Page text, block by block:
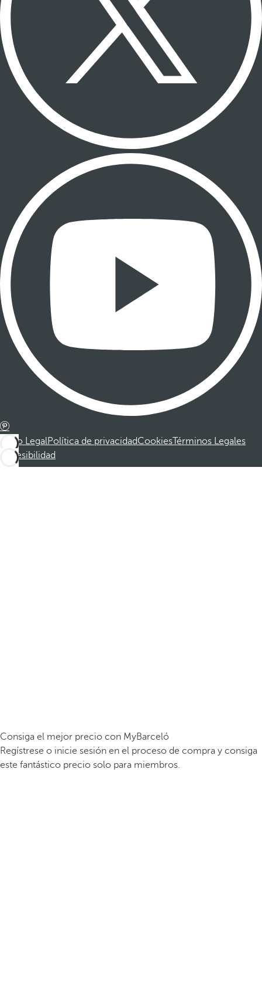
Aviso LegalPolítica de privacidadCookiesTérminos Legales
Accesibilidad
Consiga el mejor precio con MyBarceló
Regístrese o inicie sesión en el proceso de compra y consiga
este fantástico precio solo para miembros.